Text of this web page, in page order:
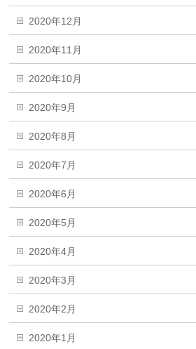
2020年12月
2020年11月
2020年10月
2020年9月
2020年8月
2020年7月
2020年6月
2020年5月
2020年4月
2020年3月
2020年2月
2020年1月